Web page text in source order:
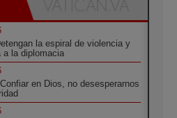
la espiral de violencia y
a la diplomacia
en Dios, no desesperarnos